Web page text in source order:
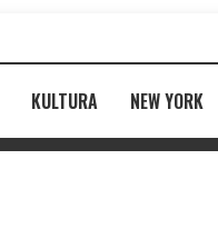
KULTURA NEW YORK